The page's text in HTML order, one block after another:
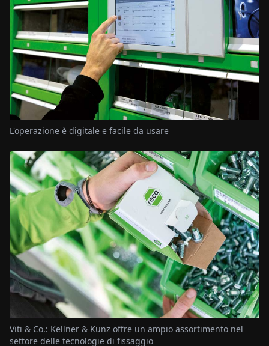
L'operazione è digitale e facile da usare
Viti & Co.: Kellner & Kunz offre un ampio assortimento nel
settore delle tecnologie di fissaggio